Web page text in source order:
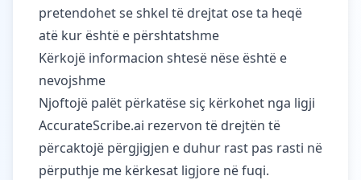
pretendohet se shkel të drejtat ose ta heqë
atë kur është e përshtatshme
Kërkojë informacion shtesë nëse është e
nevojshme
Njoftojë palët përkatëse siç kërkohet nga ligji
AccurateScribe.ai rezervon të drejtën të
përcaktojë përgjigjen e duhur rast pas rasti në
përputhje me kërkesat ligjore në fuqi.